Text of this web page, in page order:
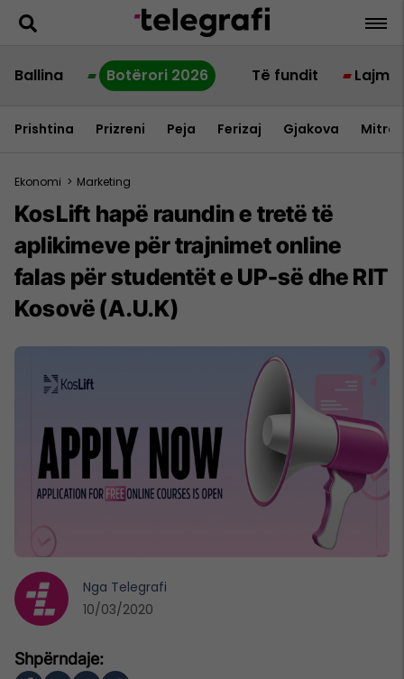
Ballina Botërori 2026 Të fundit Lajme
Prishtina Prizreni Peja Ferizaj Gjakova
Ekonomi > Marketing
KosLift hapë raundin e tretë të
aplikimeve për trajnimet online
falas për studentët e UP-së dhe RIT
Kosovë (A.U.K)
Nga Telegrafi
10/03/2020